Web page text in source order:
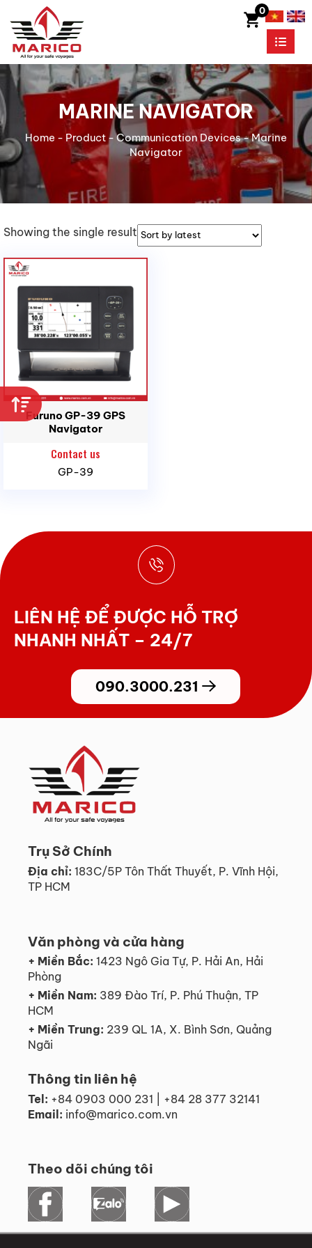
0
MARINE NAVIGATOR
Home - Product -Communication Devices-Marine
Navigator
Showing the single result
Furuno GP-39 GPS
Navigator
Contact us
GP-39
LIÊN HỆ ĐỂ ĐƯỢC HỖ TRỢ
NHANH NHẤT – 24/7
090.3000.231
Trụ Sở Chính
Địa chỉ: 183C/5P Tôn Thất Thuyết, P. Vĩnh Hội,
TP HCM
Văn phòng và cửa hàng
+ Miền Bắc: 1423 Ngô Gia Tự, P. Hải An, Hải
Phòng
+ Miền Nam: 389 Đào Trí, P. Phú Thuận, TP
HCM
+ Miền Trung: 239 QL 1A, X. Bình Sơn, Quảng
Ngãi
Thông tin liên hệ
Tel: +84 0903 000 231 | +84 28 377 32141
Email: info@marico.com.vn
Theo dõi chúng tôi